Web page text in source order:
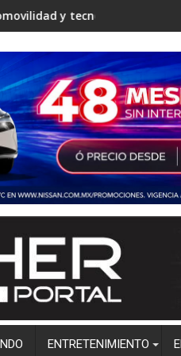
de Paz, encabezada por la
de punta! Vincula laClima en
ENTRETENIMIENTO